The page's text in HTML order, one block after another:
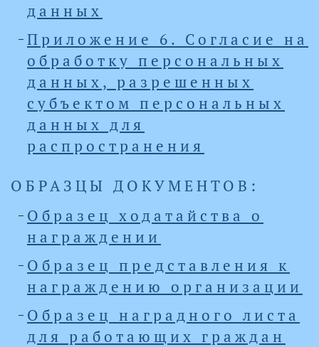
данных
Приложение 6. Согласие на
обработку персональных
данных, разрешенных
субъектом персональных
данных для
распространения
ОБРАЗЦЫ ДОКУМЕНТОВ:
Образец ходатайства о
награждении
Образец представления к
награждению организации
Образец наградного листа
для работающих граждан